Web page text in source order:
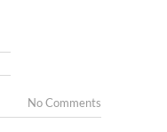
No Comments